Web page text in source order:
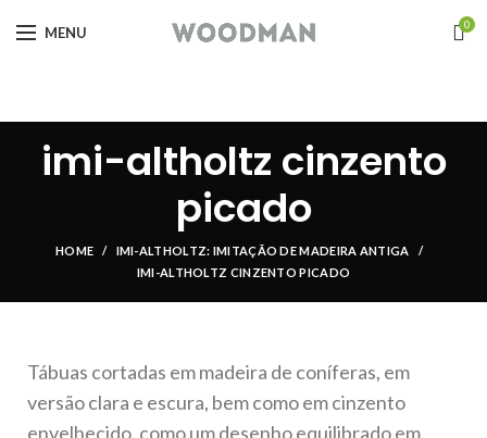
MENU 0
imi-altholtz cinzento
picado
HOME
IMI-ALTHOLTZ: IMITAÇÃO DE MADEIRA ANTIGA
IMI-ALTHOLTZ CINZENTO PICADO
Tábuas cortadas em madeira de coníferas, em
versão clara e escura, bem como em cinzento
envelhecido, como um desenho equilibrado em